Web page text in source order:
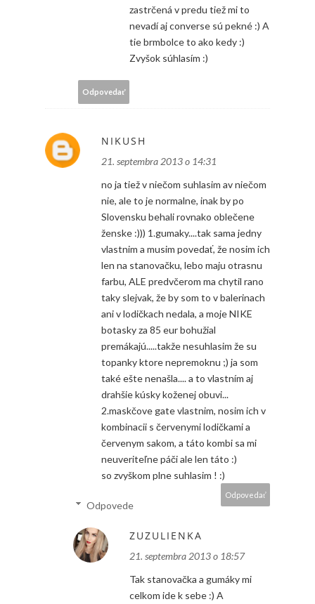
zastrčená v predu tiež mi to
nevadí aj converse sú pekné :) A
tie brmbolce to ako kedy :)
Zvyšok súhlasím :)
Odpovedať
NIKUSH
21. septembra 2013 o 14:31
no ja tiež v niečom suhlasim av niečom
nie, ale to je normalne, inak by po
Slovensku behali rovnako oblečene
ženske :))) 1.gumaky....tak sama jedny
vlastnim a musim povedať, že nosim ich
len na stanovačku, lebo maju otrasnu
farbu, ALE predvčerom ma chytil rano
taky slejvak, že by som to v balerinach
ani v lodičkach nedala, a moje NIKE
botasky za 85 eur bohužial
premákajú.....takže nesuhlasim že su
topanky ktore nepremoknu ;) ja som
také ešte nenašla.... a to vlastním aj
drahšie kúsky koženej obuvi...
2.maskčove gate vlastnim, nosim ich v
kombinacii s červenymi lodičkami a
červenym sakom, a táto kombi sa mi
neuveriteľne páči ale len táto :)
so zvyškom plne suhlasim ! :)
Odpovedať
Odpovede
ZUZULIENKA
21. septembra 2013 o 18:57
Tak stanovačka a gumáky mi
celkom ide k sebe :) A